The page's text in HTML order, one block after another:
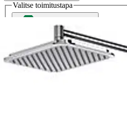
Valitse toimitustapa
Nouto myymälästä
Ilmainen
Siirry valitsemaan myymälä
Toimitus
Kotiin tai noutopisteeseenAlk. 4,95 €
Ilmainen toimitus yli